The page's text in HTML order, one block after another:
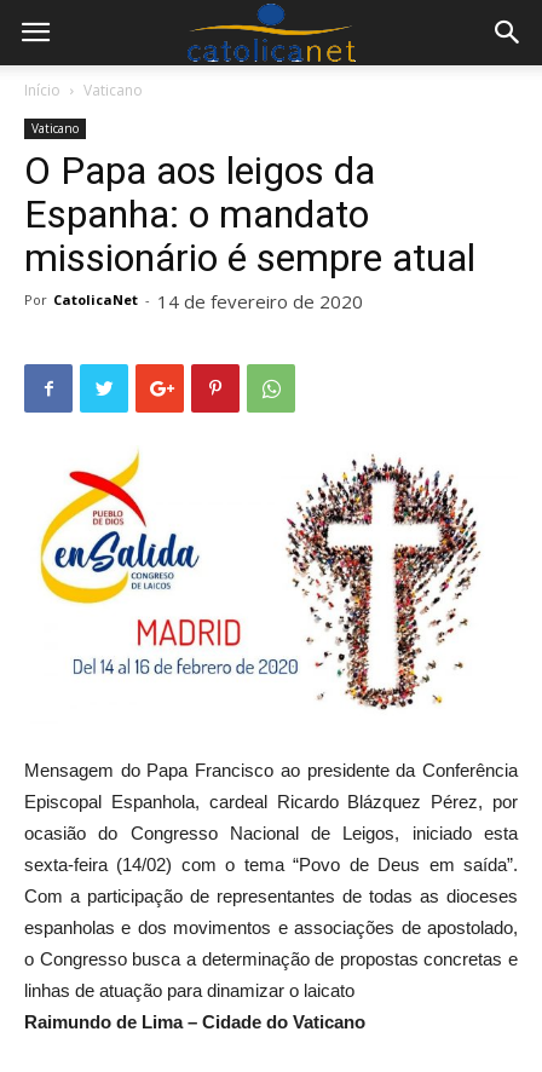
Início Vaticano
Vaticano
O Papa aos leigos da
Espanha: o mandato
missionário é sempre atual
Por CatolicaNet - 14 de fevereiro de 2020
Mensagem do Papa Francisco ao presidente da Conferência
Episcopal Espanhola, cardeal Ricardo Blázquez Pérez, por
ocasião do Congresso Nacional de Leigos, iniciado esta
sexta-feira (14/02) com o tema “Povo de Deus em saída”.
Com a participação de representantes de todas as dioceses
espanholas e dos movimentos e associações de apostolado,
o Congresso busca a determinação de propostas concretas e
linhas de atuação para dinamizar o laicato
Raimundo de Lima – Cidade do Vaticano